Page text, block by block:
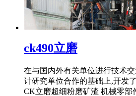
ck490立磨
在与国内外有关单位进行技术
计研究单位合作的基础上,开发
CK立磨超细粉磨矿渣 机械零部